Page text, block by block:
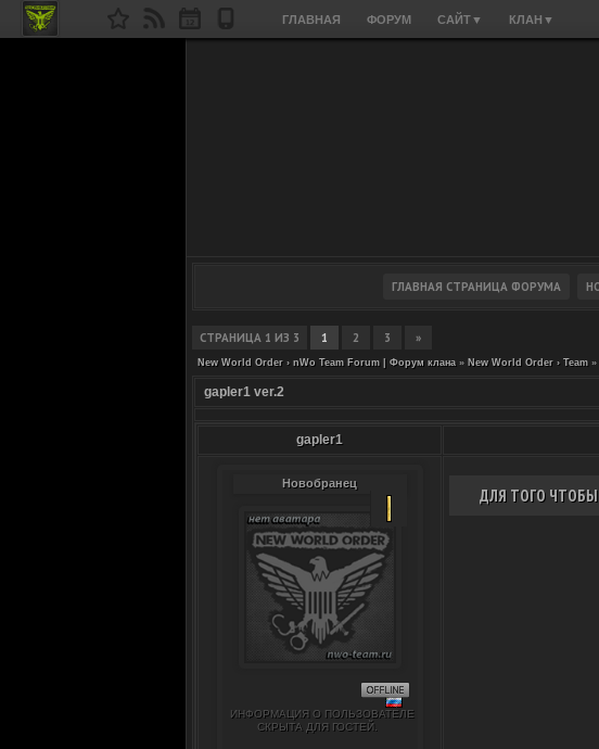
ГЛАВНАЯ ФОРУМ САЙТ▼ КЛАН ▼
СТРАНИЦА 1 ИЗ 3 1 2 3 »
New World Order › nWo Team Forum | Форум клана » New World Order › Team »
gapler1 ver.2
gapler1
Новобранец
ИНФОРМАЦИЯ О ПОЛЬЗОВАТЕЛЕ
СКРЫТА ДЛЯ ГОСТЕЙ.
ДЛЯ ТОГО ЧТОБЫ